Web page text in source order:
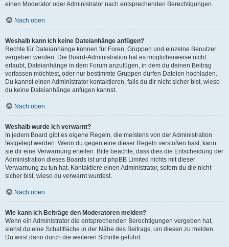
einen Moderator oder Administrator nach entsprechenden Berechtigungen.
Nach oben
Weshalb kann ich keine Dateianhänge anfügen?
Rechte für Dateianhänge können für Foren, Gruppen und einzelne Benutzer
vergeben werden. Die Board-Administration hat es möglicherweise nicht
erlaubt, Dateianhänge in dem Forum anzufügen, in dem du deinen Beitrag
verfassen möchtest, oder nur bestimmte Gruppen dürfen Dateien hochladen.
Du kannst einen Administrator kontaktieren, falls du dir nicht sicher bist, wieso
du keine Dateianhänge anfügen kannst.
Nach oben
Weshalb wurde ich verwarnt?
In jedem Board gibt es eigene Regeln, die meistens von der Administration
festgelegt werden. Wenn du gegen eine dieser Regeln verstoßen hast, kann
sie dir eine Verwarnung erteilen. Bitte beachte, dass dies die Entscheidung der
Administration dieses Boards ist und phpBB Limited nichts mit dieser
Verwarnung zu tun hat. Kontaktiere einen Administrator, sofern du die nicht
sicher bist, wieso du verwarnt wurdest.
Nach oben
Wie kann ich Beiträge den Moderatoren melden?
Wenn ein Administrator die entsprechenden Berechtigungen vergeben hat,
siehst du eine Schaltfläche in der Nähe des Beitrags, um diesen zu melden.
Du wirst dann durch die weiteren Schritte geführt.